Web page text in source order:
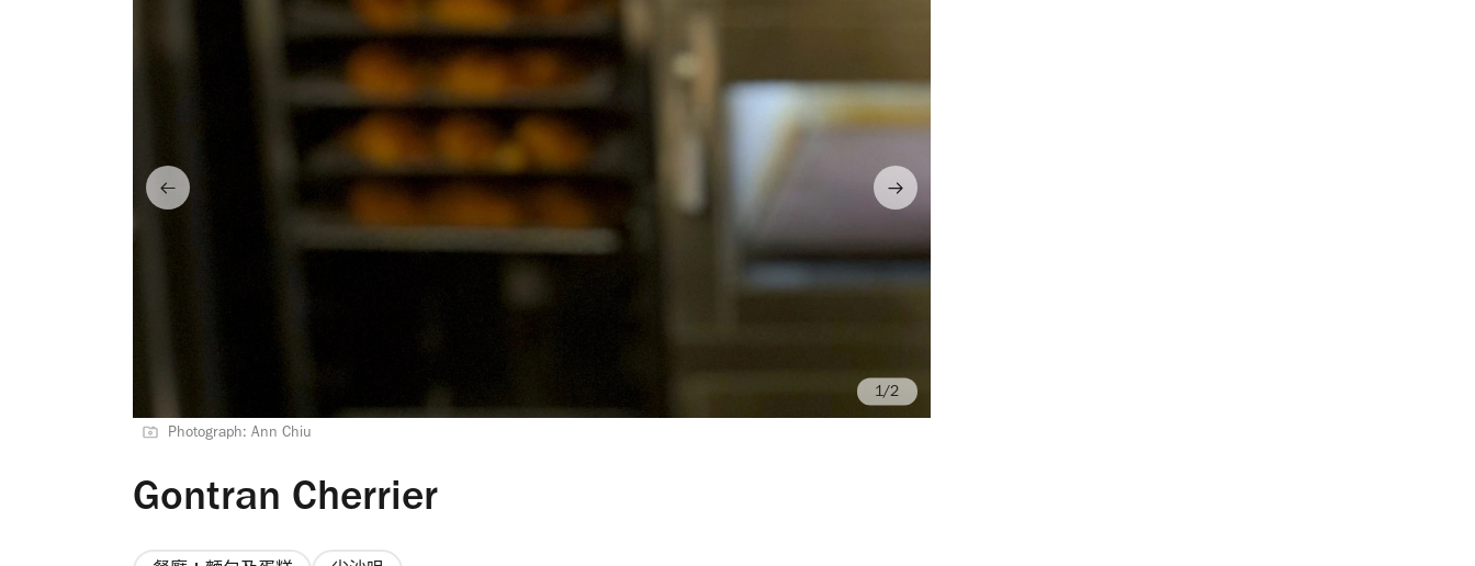
Photograph: Ann Chiu
/2
Gontran Cherrier